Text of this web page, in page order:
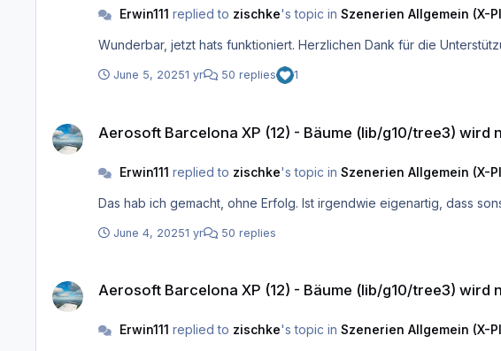
Erwin111 replied to zischke's topic in Szenerien Allgemein (X-
Wunderbar, jetzt hats funktioniert. Herzlichen Dank für die
June 5, 20251 yr 50 replies 1
Aerosoft Barcelona XP (12) - Bäume (lib/g10/tree3) wird
Erwin111 replied to zischke's topic in Szenerien Allgemein (X-
June 4, 20251 yr 50 replies
Aerosoft Barcelona XP (12) - Bäume (lib/g10/tree3) wird
Erwin111 replied to zischke's topic in Szenerien Allgemein (X-